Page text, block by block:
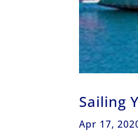
Sailing
Apr 17,